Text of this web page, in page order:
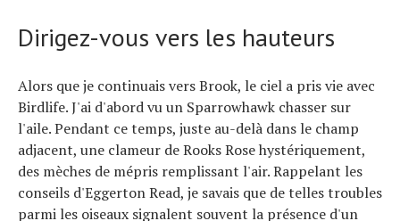
Dirigez-vous vers les hauteurs
Alors que je continuais vers Brook, le ciel a pris vie avec
Birdlife. J'ai d'abord vu un Sparrowhawk chasser sur
l'aile. Pendant ce temps, juste au-delà dans le champ
adjacent, une clameur de Rooks Rose hystériquement,
des mèches de mépris remplissant l'air. Rappelant les
conseils d'Eggerton Read, je savais que de telles troubles
parmi les oiseaux signalent souvent la présence d'un